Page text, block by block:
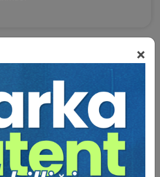
×
Ol: Sadece 5490 TL / Yıllık